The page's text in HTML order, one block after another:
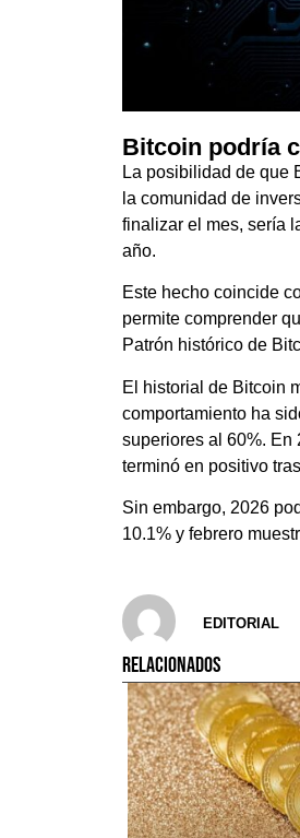
Bitcoin podría
La posibilidad de que
la comunidad de
finalizar el mes, sería
año.
Este hecho coincide
permite comprender
Patrón histórico de
El historial de Bitcoin
comportamiento ha
superiores al 60%. En
terminó en positivo
Sin embargo, 2026
10.1% y febrero
EDITORIAL
RELACIONADOS